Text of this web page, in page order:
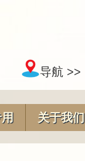
导航 >>
关于我们